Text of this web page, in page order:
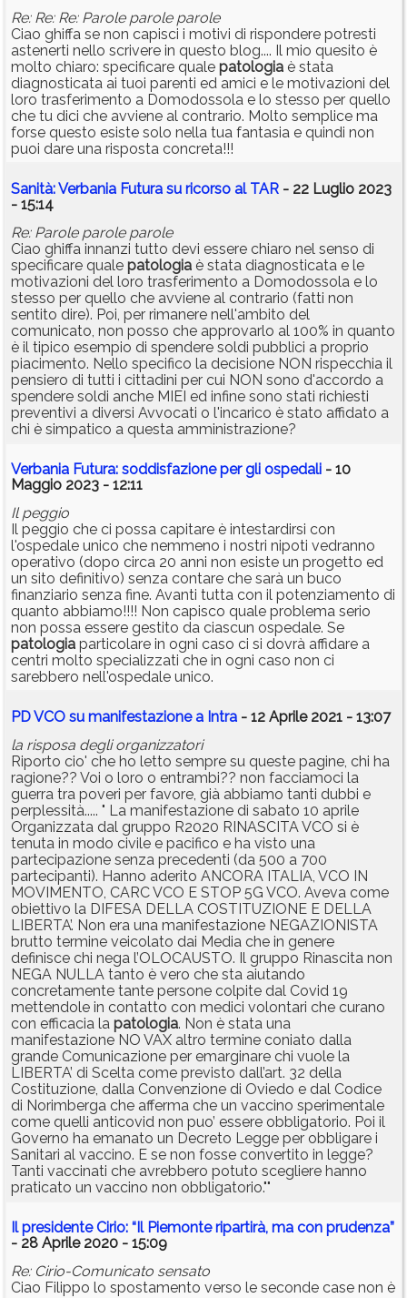
Re: Re: Re: Parole parole parole
Ciao ghiffa se non capisci i motivi di rispondere potresti
astenerti nello scrivere in questo blog.... Il mio quesito è
molto chiaro: specificare quale patologia è stata
diagnosticata ai tuoi parenti ed amici e le motivazioni del
loro trasferimento a Domodossola e lo stesso per quello
che tu dici che avviene al contrario. Molto semplice ma
forse questo esiste solo nella tua fantasia e quindi non
puoi dare una risposta concreta!!!
Sanità: Verbania Futura su ricorso al TAR - 22 Luglio 2023
- 15:14
Re: Parole parole parole
Ciao ghiffa innanzi tutto devi essere chiaro nel senso di
specificare quale patologia è stata diagnosticata e le
motivazioni del loro trasferimento a Domodossola e lo
stesso per quello che avviene al contrario (fatti non
sentito dire). Poi, per rimanere nell'ambito del
comunicato, non posso che approvarlo al 100% in quanto
è il tipico esempio di spendere soldi pubblici a proprio
piacimento. Nello specifico la decisione NON rispecchia il
pensiero di tutti i cittadini per cui NON sono d'accordo a
spendere soldi anche MIEI ed infine sono stati richiesti
preventivi a diversi Avvocati o l'incarico è stato affidato a
chi è simpatico a questa amministrazione?
Verbania Futura: soddisfazione per gli ospedali - 10
Maggio 2023 - 12:11
Il peggio
Il peggio che ci possa capitare è intestardirsi con
l'ospedale unico che nemmeno i nostri nipoti vedranno
operativo (dopo circa 20 anni non esiste un progetto ed
un sito definitivo) senza contare che sarà un buco
finanziario senza fine. Avanti tutta con il potenziamento di
quanto abbiamo!!!! Non capisco quale problema serio
non possa essere gestito da ciascun ospedale. Se
patologia particolare in ogni caso ci si dovrà affidare a
centri molto specializzati che in ogni caso non ci
sarebbero nell'ospedale unico.
PD VCO su manifestazione a Intra - 12 Aprile 2021 - 13:07
la risposa degli organizzatori
Riporto cio' che ho letto sempre su queste pagine, chi ha
ragione?? Voi o loro o entrambi?? non facciamoci la
guerra tra poveri per favore, già abbiamo tanti dubbi e
perplessità..... " La manifestazione di sabato 10 aprile
Organizzata dal gruppo R2020 RINASCITA VCO si è
tenuta in modo civile e pacifico e ha visto una
partecipazione senza precedenti (da 500 a 700
partecipanti). Hanno aderito ANCORA ITALIA, VCO IN
MOVIMENTO, CARC VCO E STOP 5G VCO. Aveva come
obiettivo la DIFESA DELLA COSTITUZIONE E DELLA
LIBERTA’. Non era una manifestazione NEGAZIONISTA
brutto termine veicolato dai Media che in genere
definisce chi nega l’OLOCAUSTO. Il gruppo Rinascita non
NEGA NULLA tanto è vero che sta aiutando
concretamente tante persone colpite dal Covid 19
mettendole in contatto con medici volontari che curano
con efficacia la patologia. Non è stata una
manifestazione NO VAX altro termine coniato dalla
grande Comunicazione per emarginare chi vuole la
LIBERTA’ di Scelta come previsto dall’art. 32 della
Costituzione, dalla Convenzione di Oviedo e dal Codice
di Norimberga che afferma che un vaccino sperimentale
come quelli anticovid non puo’ essere obbligatorio. Poi il
Governo ha emanato un Decreto Legge per obbligare i
Sanitari al vaccino. E se non fosse convertito in legge?
Tanti vaccinati che avrebbero potuto scegliere hanno
praticato un vaccino non obbligatorio.""
Il presidente Cirio: “Il Piemonte ripartirà, ma con prudenza”
- 28 Aprile 2020 - 15:09
Re: Cirio-Comunicato sensato
Ciao Filippo lo spostamento verso le seconde case non è